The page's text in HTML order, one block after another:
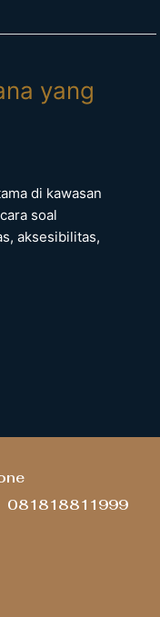
yang
di kawasan
soal
aksesibilitas,
081818811999